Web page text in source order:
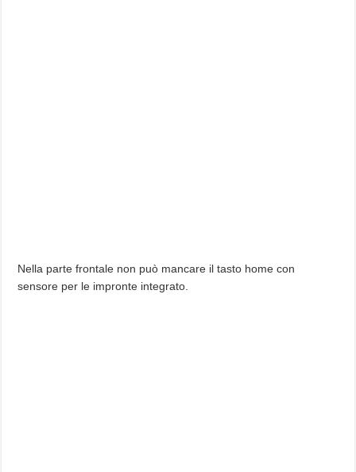
Nella parte frontale non può mancare il tasto home con
sensore per le impronte integrato.